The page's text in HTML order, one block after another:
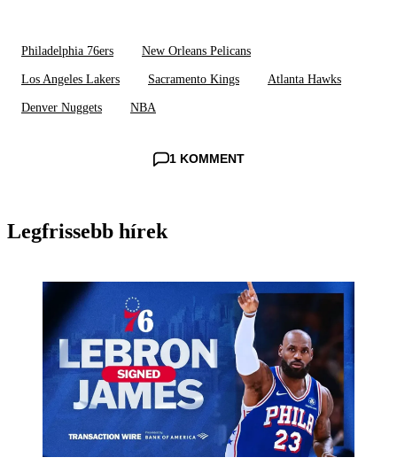
Philadelphia 76ers New Orleans Pelicans
Los Angeles Lakers Sacramento Kings Atlanta Hawks
Denver Nuggets NBA
1 KOMMENT
Legfrissebb hírek